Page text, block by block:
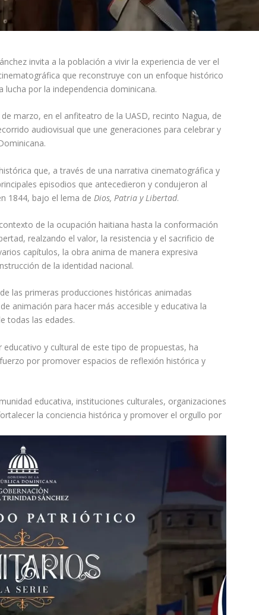
invita a la población a vivir la experiencia de ver el
que reconstruye con un enfoque histórico
por la independencia dominicana.
marzo, en el anfiteatro de la UASD, recinto Nagua, de
audiovisual que une generaciones para celebrar y
que, a través de una narrativa cinematográfica y
episodios que antecedieron y condujeron al
1844, bajo el lema de Dios, Patria y Libertad.
de la ocupación haitiana hasta la conformación
realzando el valor, la resistencia y el sacrificio de
capítulos, la obra anima de manera expresiva
de la identidad nacional.
las primeras producciones históricas animadas
animación para hacer más accesible y educativa la
todas las edades.
y cultural de este tipo de propuestas, ha
por promover espacios de reflexión histórica y
educativa, instituciones culturales, organizaciones
la conciencia histórica y promover el orgullo por